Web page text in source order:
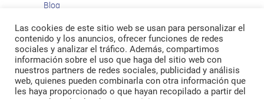
Blog
Política de privacidad
Política de cookies
Política de envío
Política de devoluciones
Las cookies de este sitio web se usan para personalizar el
contenido y los anuncios, ofrecer funciones de redes
sociales y analizar el tráfico. Además, compartimos
información sobre el uso que haga del sitio web con
nuestros partners de redes sociales, publicidad y análisis
web, quienes pueden combinarla con otra información que
les haya proporcionado o que hayan recopilado a partir del